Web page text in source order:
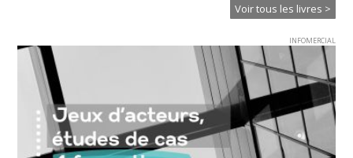
Voir tous les livres >
INFOMERCIAL